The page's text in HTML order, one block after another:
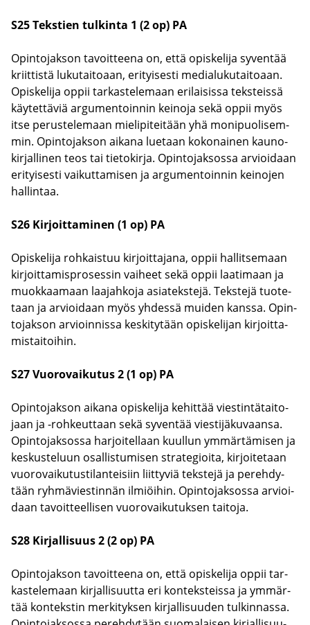
S25 Teks­tien tul­kin­ta 1 (2 op) PA
Opin­to­jak­son ta­voit­tee­na on, että opis­ke­li­ja sy­ven­tää
kriit­tis­tä lu­ku­tai­to­aan, eri­tyi­ses­ti me­dia­lu­ku­tai­to­aan.
Opis­ke­li­ja oppii tar­kas­te­le­maan eri­lai­sis­sa teks­teis­sä
käy­tet­tä­viä ar­gu­men­toin­nin kei­no­ja sekä oppii myös
itse pe­rus­te­le­maan mie­li­pi­tei­tään yhä mo­ni­puo­li­sem­
min. Opin­to­jak­son ai­ka­na lue­taan ko­ko­nai­nen kau­no­
kir­jal­li­nen teos tai tie­to­kir­ja. Opin­to­jak­sos­sa ar­vioi­daan
eri­tyi­ses­ti vai­kut­ta­mi­sen ja ar­gu­men­toin­nin kei­no­jen
hal­lin­taa.
S26 Kir­joit­ta­mi­nen (1 op) PA
Opis­ke­li­ja roh­kais­tuu kir­joit­ta­ja­na, oppii hal­lit­se­maan
kir­joit­ta­mis­pro­ses­sin vai­heet sekä oppii laa­ti­maan ja
muok­kaa­maan laa­jah­ko­ja asia­teks­te­jä. Teks­te­jä tuo­te­
taan ja ar­vioi­daan myös yh­des­sä mui­den kans­sa. Opin­
to­jak­son ar­vioin­nis­sa kes­ki­ty­tään opis­ke­li­jan kir­joit­ta­
mis­tai­toi­hin.
S27 Vuo­ro­vai­ku­tus 2 (1 op) PA
Opin­to­jak­son ai­ka­na opis­ke­li­ja ke­hit­tää vies­tin­tä­tai­to­
jaan ja -​rohkeuttaan sekä sy­ven­tää vies­ti­jä­ku­vaan­sa.
Opin­to­jak­sos­sa har­joi­tel­laan kuul­lun ym­mär­tä­mi­sen ja
kes­kus­te­luun osal­lis­tu­mi­sen stra­te­gioi­ta, kir­joi­te­taan
vuo­ro­vai­ku­tus­ti­lan­tei­siin liit­ty­viä teks­te­jä ja pe­reh­dy­
tään ryh­mä­vies­tin­nän il­miöi­hin. Opin­to­jak­sos­sa ar­vioi­
daan ta­voit­teel­li­sen vuo­ro­vai­ku­tuk­sen tai­to­ja.
S28 Kir­jal­li­suus 2 (2 op) PA
Opin­to­jak­son ta­voit­tee­na on, että opis­ke­li­ja oppii tar­
kas­te­le­maan kir­jal­li­suut­ta eri kon­teks­teis­sa ja ym­mär­
tää kon­teks­tin mer­ki­tyk­sen kir­jal­li­suu­den tul­kin­nas­sa.